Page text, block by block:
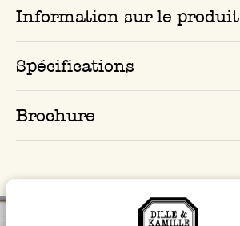
Information sur le produit
Spécifications
Brochure